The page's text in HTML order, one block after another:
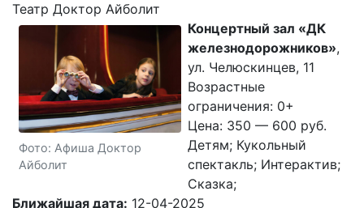
Театр Доктор Айболит
Фото: Афиша Доктор
Айболит
Концертный зал «ДК
железнодорожников»,
ул. Челюскинцев, 11
Возрастные
ограничения: 0+
Цена: 350 — 600 руб.
Детям; Кукольный
спектакль; Интерактив;
Сказка;
Ближайшая дата: 12-04-2025